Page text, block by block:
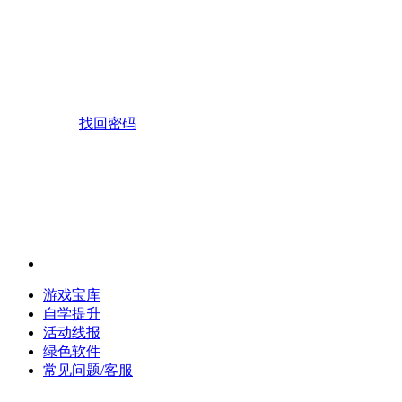
找回密码
游戏宝库
自学提升
活动线报
绿色软件
常见问题/客服